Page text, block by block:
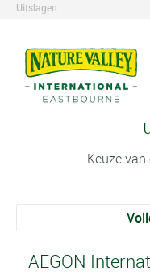
Uitslagen
Keuze van
AEGON